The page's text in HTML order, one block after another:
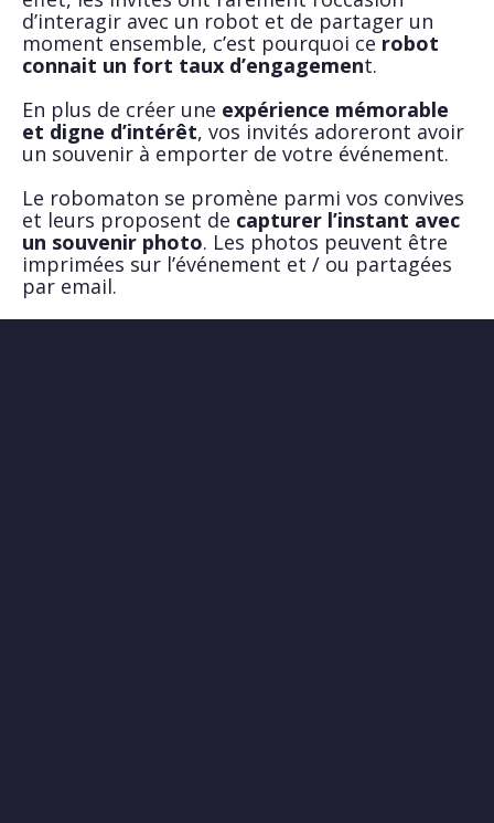
d’interagir avec un robot et de partager un
moment ensemble, c’est pourquoi ce robot
connait un fort taux d’engagement.
En plus de créer une expérience mémorable
et digne d’intérêt, vos invités adoreront avoir
un souvenir à emporter de votre événement.
Le robomaton se promène parmi vos convives
et leurs proposent de capturer l’instant avec
un souvenir photo. Les photos peuvent être
imprimées sur l’événement et / ou partagées
par email.